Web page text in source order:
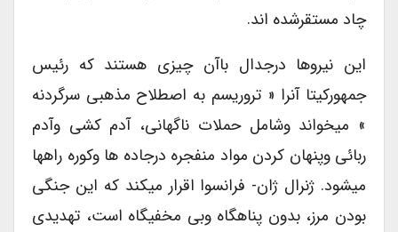
چاد مستقرشده اند.
این نیروها درجدال باآن چیزی هستند که رئیس
جمهورکیتا آنرا « تروریسم به اصطلاح مذهبی سرگردنه
» میخواند وشامل حملات ناگهانی، آدم کشی وآدم
ربائی وپنهان کردن مواد منفجره درجاده ها وکوره راهها
میشود. ژنرال ژان- فرانسوا اقرار میکند که این جنگی
بودن مرز، بدون پناهگاه وبی مخفیگاه است، تهدیدی